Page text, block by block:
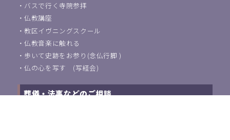
・ バスで行く寺院参拝
・仏教講座
・教区イヴニングスクール
・仏教音楽に触れる
・ 歩いて史跡をお参り(念仏行脚 )
・仏の心を写す (写経会)
葬儀・法事などのご相談